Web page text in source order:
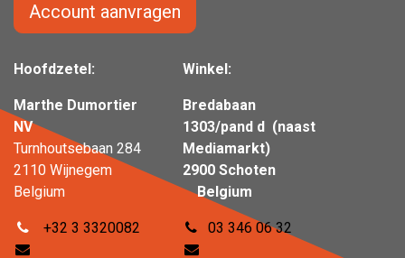
Hoofdzetel:
Marthe Dumortier
NV
Turnhoutsebaan 284
2110 Wijnegem
Belgium
+32 3 3320082
Winkel:
Bredabaan
1303/pand d (naast
Mediamarkt)
2900 Schoten
Belgium
03 346 06 32
Account aanvragen